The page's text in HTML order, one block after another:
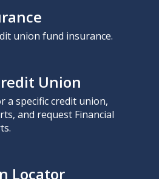
union fund insurance.
Union
a specific credit union,
and request Financial
Locator